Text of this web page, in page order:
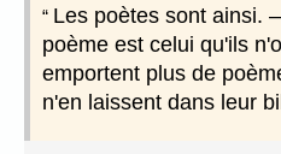
Les poètes sont ainsi.
poème est celui qu'ils
emportent plus de
n'en laissent dans leur